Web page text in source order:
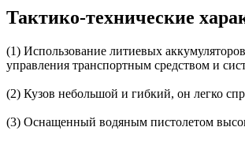
Тактико-технические
(1) Использование литиевых
управления транспортным средством и
(2) Кузов небольшой и гибкий, он легко
(3) Оснащенный водяным пистолетом